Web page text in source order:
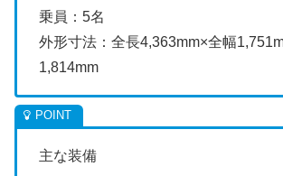
乗員：5名
外形寸法：全長4,363mm×全幅
1,814mm
主な装備